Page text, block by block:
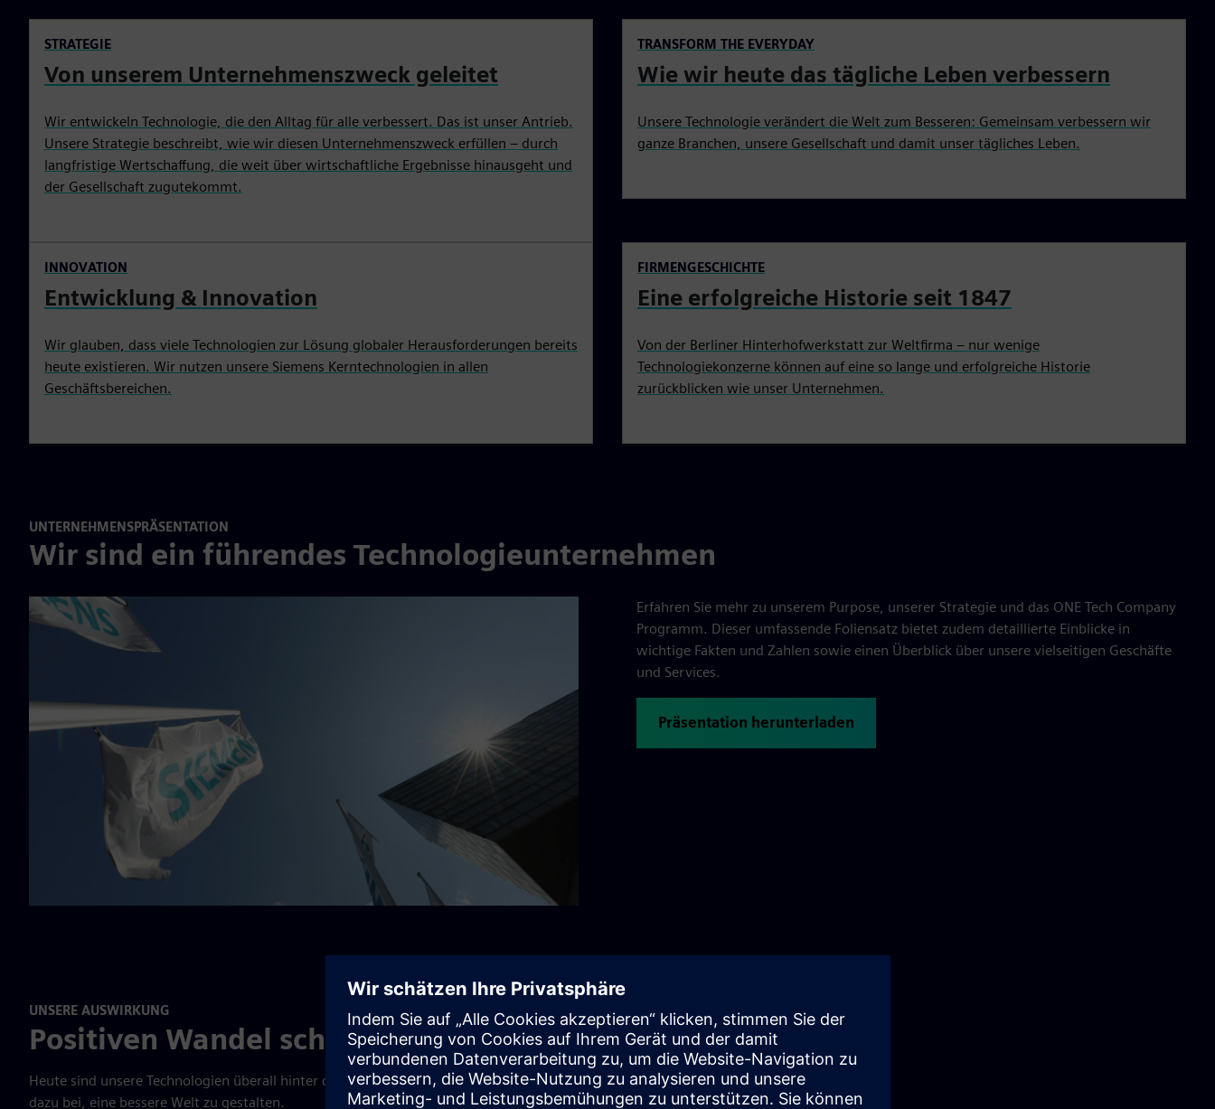
STRATEGIE
Von unserem Unternehmenszweck geleitet
Wir entwickeln Technologie, die den Alltag für alle verbessert. Das ist unser Antrieb.
Unsere Strategie beschreibt, wie wir diesen Unternehmenszweck erfüllen – durch
langfristige Wertschaffung, die weit über wirtschaftliche Ergebnisse hinausgeht und
der Gesellschaft zugutekommt.
TRANSFORM THE EVERYDAY
Wie wir heute das tägliche Leben verbessern
Unsere Technologie verändert die Welt zum Besseren: Gemeinsam verbessern wir
ganze Branchen, unsere Gesellschaft und damit unser tägliches Leben.
INNOVATION
Entwicklung & Innovation
Wir glauben, dass viele Technologien zur Lösung globaler Herausforderungen bereits
heute existieren. Wir nutzen unsere Siemens Kerntechnologien in allen
Geschäftsbereichen.
FIRMENGESCHICHTE
Eine erfolgreiche Historie seit 1847
Von der Berliner Hinterhofwerkstatt zur Weltfirma – nur wenige
Technologiekonzerne können auf eine so lange und erfolgreiche Historie
zurückblicken wie unser Unternehmen.
UNTERNEHMENSPRÄSENTATION
Wir sind ein führendes Technologieunternehmen
Erfahren Sie mehr zu unserem Purpose, unserer Strategie und das ONE Tech Company
Programm. Dieser umfassende Foliensatz bietet zudem detaillierte Einblicke in
wichtige Fakten und Zahlen sowie einen Überblick über unsere vielseitigen Geschäfte
und Services.
Präsentation herunterladen
UNSERE AUSWIRKUNG
Positiven Wandel schaffen
Heute sind unsere Technologien überall hinter den Kulissen im Einsatz. Und ermöglichen so den Alltag. So tragen Sie
dazu bei, eine bessere Welt zu gestalten.